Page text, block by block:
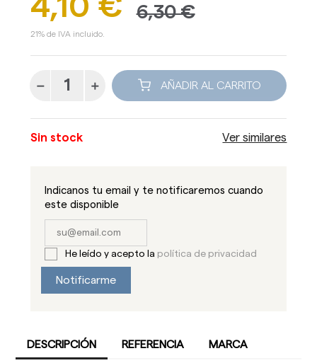
4,10 € 6,30 €
21% de IVA incluido.
AÑADIR AL CARRITO
Sin stock Ver similares
Indicanos tu email y te notificaremos cuando
este disponible
He leído y acepto la política de privacidad
Notificarme
DESCRIPCIÓN REFERENCIA MARCA